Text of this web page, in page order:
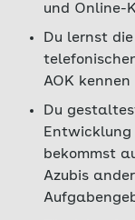
und Online-
Du lernst
AOK kennen
Du
bekommst
Azubis